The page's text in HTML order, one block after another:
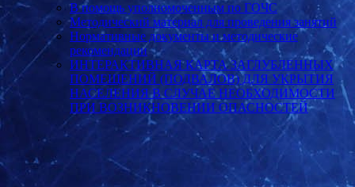
В помощь уполномоченным по ГОЧС
Методический материал для проведения занятий
Нормативные документы и методические
рекомендации
ИНТЕРАКТИВНАЯ КАРТА ЗАГЛУБЛЕННЫХ
ПОМЕЩЕНИЙ (ПОДВАЛОВ) ДЛЯ УКРЫТИЯ
НАСЕЛЕНИЯ В СЛУЧАЕ НЕОБХОДИМОСТИ
ПРИ ВОЗНИКНОВЕНИИ ОПАСНОСТЕЙ